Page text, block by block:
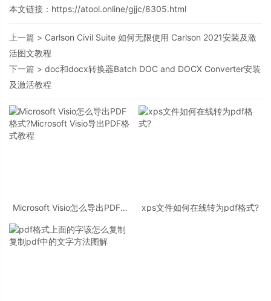
本文链接： https://atool.online/gjjc/8305.html
上一篇 > Carlson Civil Suite 如何无限使用 Carlson 2021安装及激
活图文教程
下一篇 > doc和docx转换器Batch DOC and DOCX Converter安装
及激活教程
Microsoft Visio怎么导出PDF格
教程
xps文件如何在线转为pdf格式?